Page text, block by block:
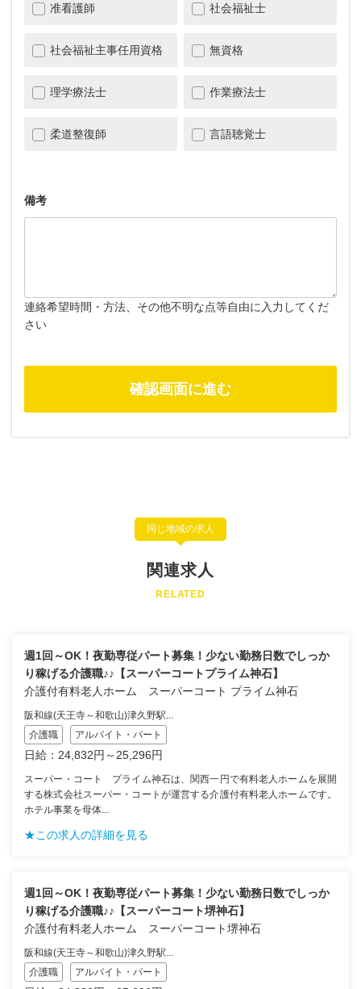
准看護師 社会福祉士
社会福祉主事任用資格 無資格
理学療法士 作業療法士
柔道整復師 言語聴覚士
備考
連絡希望時間・方法、その他不明な点等自由に入力してくだ
さい
同じ地域の求人
関連求人
RELATED
週1回～OK！夜勤専従パート募集！少ない勤務日数でしっか
り稼げる介護職♪♪【スーパーコートプライム神石】
介護付有料老人ホーム スーパーコート プライム神石
阪和線(天王寺～和歌山)津久野駅...
介護職
アルバイト・パート
日給：24,832円～25,296円
スーパー・コート プライム神石は、関西一円で有料老人ホームを展開
する株式会社スーパー・コートが運営する介護付有料老人ホームです。
ホテル事業を母体...
★この求人の詳細を見る
週1回～OK！夜勤専従パート募集！少ない勤務日数でしっか
り稼げる介護職♪♪【スーパーコート堺神石】
介護付有料老人ホーム スーパーコート堺神石
阪和線(天王寺～和歌山)津久野駅...
介護職
アルバイト・パート